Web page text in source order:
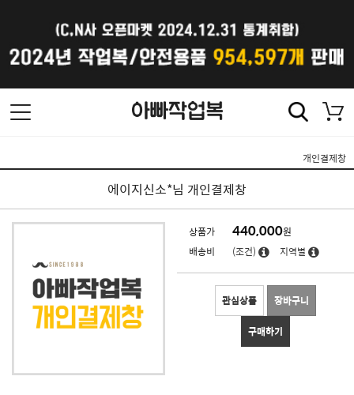
개인결제창
에이지신소*님 개인결제창
상품가 440,000원
배송비
(조건) 지역별
관심상품 장바구니
구매하기